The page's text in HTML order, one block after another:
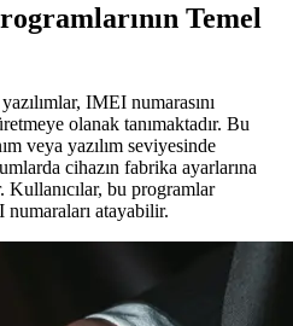
Temel
IMEI numarasını
olanak tanımaktadır. Bu
veya yazılım seviyesinde
cihazın fabrika ayarlarına
Kullanıcılar, bu programlar
atayabilir.